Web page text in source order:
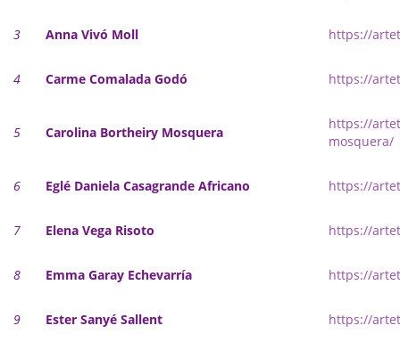
Grupo Educación
Grupo Arte
Grupo Difusión
Grupo Certificación
3 Anna Vivó Moll https://
4 Carme Comalada Godó https://
5 Carolina Bortheiry Mosquera
https://
mosquera/
6 Eglé Daniela Casagrande Africano https://
7 Elena Vega Risoto https://
8 Emma Garay Echevarría https://
9 Ester Sanyé Sallent https://